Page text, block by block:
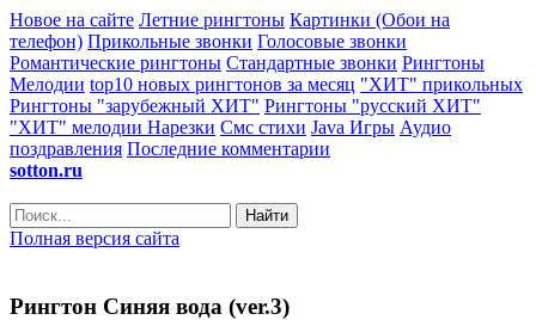
Новое на сайте Летние рингтоны Картинки (Обои на
телефон) Прикольные звонки Голосовые звонки
Романтические рингтоны Стандартные звонки Рингтоны
Мелодии top10 новых рингтонов за месяц "ХИТ" прикольных
Рингтоны "зарубежный ХИТ" Рингтоны "русский ХИТ"
"ХИТ" мелодии Нарезки Смс стихи Java Игры Аудио
поздравления Последние комментарии
sotton.ru
Найти
Полная версия сайта
Рингтон Синяя вода (ver.3)